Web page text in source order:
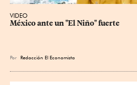
VIDEO
México ante un "El Niño" fuerte
Por Redacción El Economista